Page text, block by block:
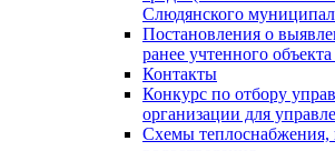
Слюдянского
Постановления о
ранее учтенного
Контакты
Конкурс по отбору
организации для
Схемы теплоснабжения,